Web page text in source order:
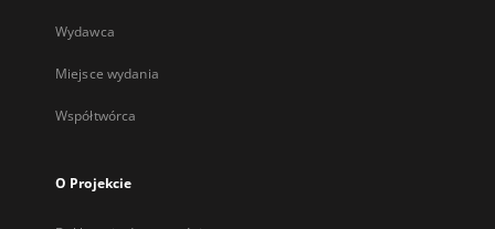
Wydawca
Miejsce wydania
Współtwórca
O Projekcie